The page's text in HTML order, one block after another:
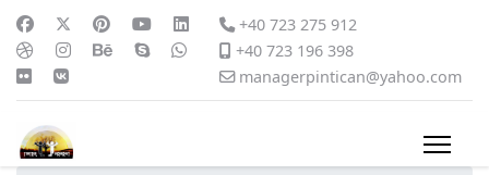
+40 723 275 912
+40 723 196 398
managerpintican@yahoo.com